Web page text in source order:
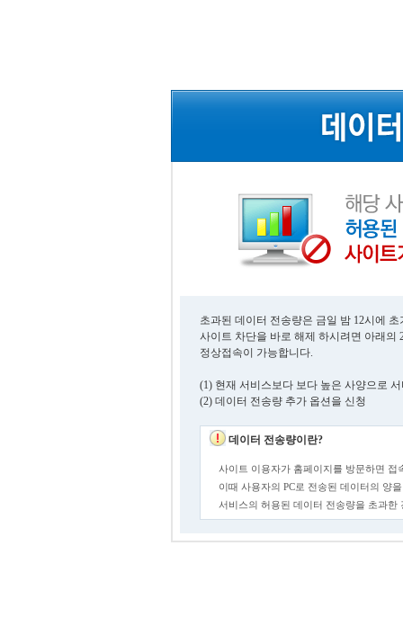
초과된 데이터 전송량은 금일 밤 12시에
사이트 차단을 바로 해제 하시려면 아래의
정상접속이 가능합니다.
(1) 현재 서비스보다 보다 높은 사양으로
(2) 데이터 전송량 추가 옵션을 신청
데이터 전송량이란?
사이트 이용자가 홈페이지를 방문하면 접
이때 사용자의 PC로 전송된 데이터의 양
서비스의 허용된 데이터 전송량을 초과